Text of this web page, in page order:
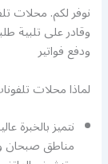
نوفر لكم. محلات
وقادر على تلبية
ودفع فواتير
لماذا محلات
نتميز بالخبرة
مناطق صبحان